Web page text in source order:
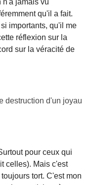
n'a jamais vu
qu'il a fait.
importants, qu'il me
réflexion sur la
sur la véracité de
destruction d'un joyau
pour ceux qui
celles). Mais c'est
tort. C'est mon